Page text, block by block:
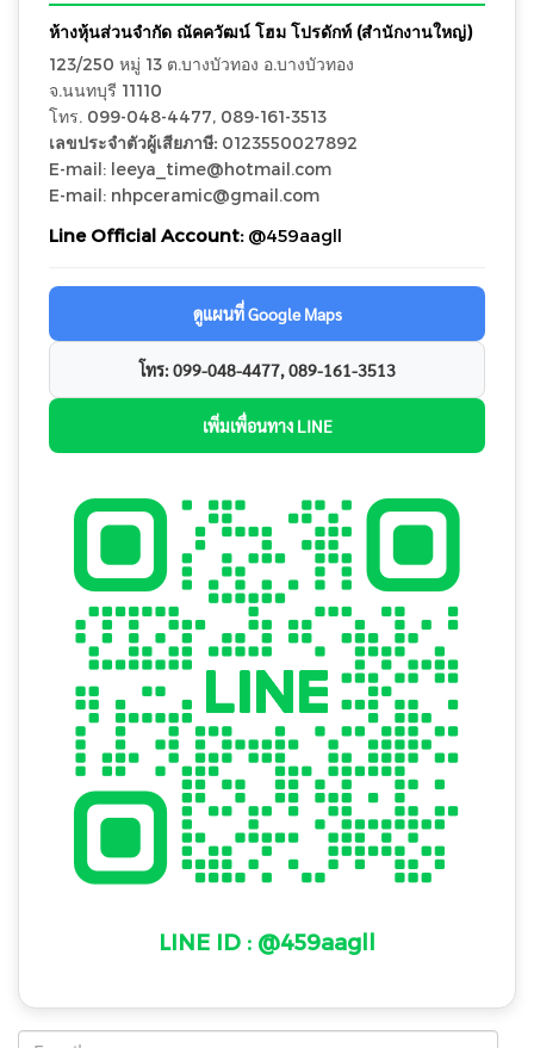
ห้างหุ้นส่วนจำกัด ณัคควัฒน์ โฮม โปรดักท์ (สำนักงานใหญ่)
123/250 หมู่ 13 ต.บางบัวทอง อ.บางบัวทอง
จ.นนทบุรี 11110
โทร. 099-048-4477, 089-161-3513
เลขประจำตัวผู้เสียภาษี: 0123550027892
E-mail: leeya_time@hotmail.com
E-mail: nhpceramic@gmail.com
Line Official Account:@459aagll
ดูแผนที่ Google Maps
โทร: 099-048-4477, 089-161-3513
เพิ่มเพื่อนทาง LINE
LINE ID : @459aagll